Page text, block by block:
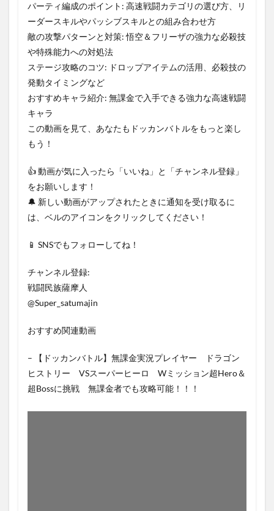
パーティ編成のポイント: 高速戦闘カテゴリの選び方、リ
ーダースキルやパッシブスキルとの組み合わせ方
敵の攻撃パターンと対策: 悟空＆フリーザの強力な必殺技
や特殊能力への対処法
ステージ攻略のコツ: ドロップアイテムの活用、必殺技の
発動タイミングなど
おすすめキャラ紹介: 無課金で入手できる強力な高速戦闘
キャラ
この動画を見て、あなたもドッカンバトルをもっと楽し
もう！
👍 動画が気に入ったら「いいね」と「チャンネル登録」
をお願いします！
🔔 新しい動画がアップされたときに通知を受け取るに
は、ベルのアイコンをクリックしてください！
📱 SNSでもフォローしてね！
チャンネル登録:
戦闘民族薩摩人
@Super_satumajin
おすすめ関連動画
– 【ドッカンバトル】無課金実況プレイヤー ドラゴン
ヒストリー VSスーパーヒーロ Wミッション超Hero＆
超Bossに挑戦 無課金者でも攻略可能！！！